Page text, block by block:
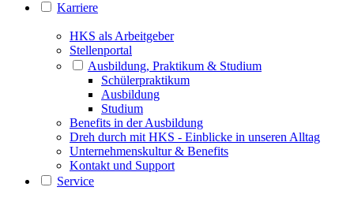
Karriere
HKS als Arbeitgeber
Stellenportal
Ausbildung, Praktikum & Studium
Schülerpraktikum
Ausbildung
Studium
Benefits in der Ausbildung
Dreh durch mit HKS - Einblicke in unseren Alltag
Unternehmenskultur & Benefits
Kontakt und Support
Service